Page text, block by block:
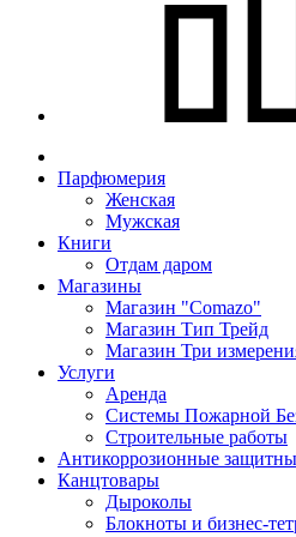
Парфюмерия
Женская
Мужская
Книги
Отдам даром
Магазины
Магазин "Comazo"
Магазин Тип Трейд
Магазин Три
Услуги
Аренда
Системы Пожарной
Строительные работы
Антикоррозионные
Канцтовары
Дыроколы
Блокноты и бизнес-